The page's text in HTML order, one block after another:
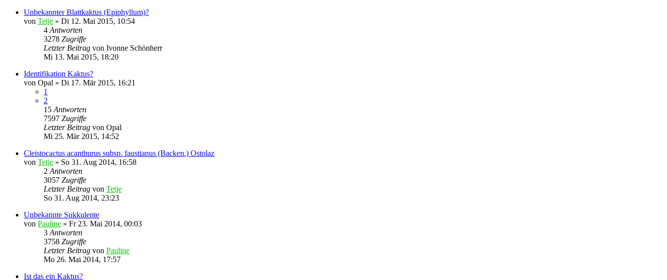
Unbekannter Blattkaktus (Epiphyllum)?
von Tetje » Di 12. Mai 2015, 10:54
4 Antworten
3278 Zugriffe
Letzter Beitrag von Ivonne Schönherr
Mi 13. Mai 2015, 18:20
Identifikation Kaktus?
von Opal » Di 17. Mär 2015, 16:21
1
2
15 Antworten
7597 Zugriffe
Letzter Beitrag von Opal
Mi 25. Mär 2015, 14:52
Cleistocactus acanthurus subsp. faustianus (Backen.) Ostolaz
von Tetje » So 31. Aug 2014, 16:58
2 Antworten
3057 Zugriffe
Letzter Beitrag von Tetje
So 31. Aug 2014, 23:23
Unbekannte Sukkulente
von Pauline » Fr 23. Mai 2014, 00:03
3 Antworten
3758 Zugriffe
Letzter Beitrag von Pauline
Mo 26. Mai 2014, 17:57
Ist das ein Kaktus?